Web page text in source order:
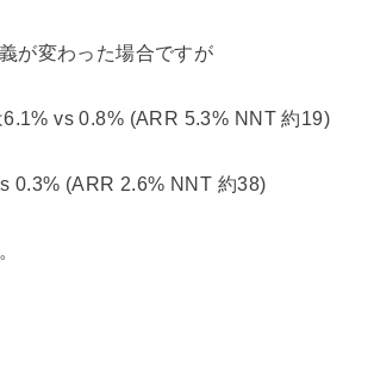
が変わった場合ですが
vs 0.8% (ARR 5.3% NNT 約19)
0.3% (ARR 2.6% NNT 約38)